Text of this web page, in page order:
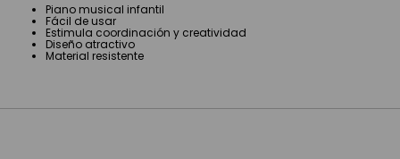
Piano musical infantil
Fácil de usar
Estimula coordinación y creatividad
Diseño atractivo
Material resistente